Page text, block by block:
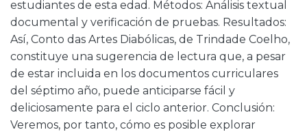
estudiantes de esta edad. Métodos: Análisis textual
documental y verificación de pruebas. Resultados:
Así, Conto das Artes Diabólicas, de Trindade Coelho,
constituye una sugerencia de lectura que, a pesar
de estar incluida en los documentos curriculares
del séptimo año, puede anticiparse fácil y
deliciosamente para el ciclo anterior. Conclusión:
Veremos, por tanto, cómo es posible explorar